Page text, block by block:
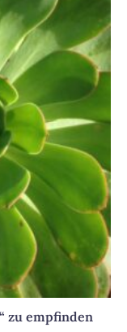
zu empfinden